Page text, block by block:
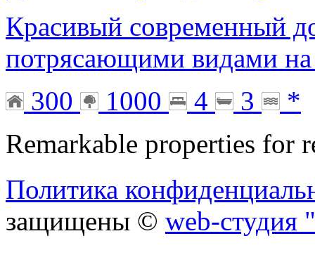
Красивый современный
потрясающими видами
300
1000 4 3
*
Remarkable properties for
Политика
защищены © web-студия